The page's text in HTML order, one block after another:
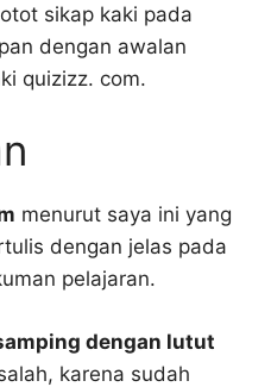
sikap kaki pada
dengan awalan
quizizz. com.
menurut saya ini yang
dengan jelas pada
pelajaran.
dengan lutut
karena sudah